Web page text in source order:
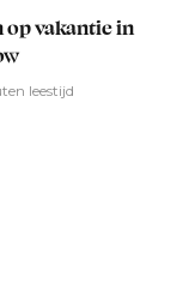
op vakantie in
leestijd